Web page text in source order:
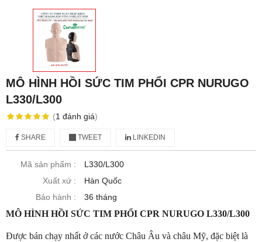
MÔ HÌNH HỒI SỨC TIM PHỔI CPR NURUGO
L330/L300
(1 đánh giá)
SHARE TWEET LINKEDIN
Mã sản phẩm :
L330/L300
Xuất xứ :
Hàn Quốc
Bảo hành :
36 tháng
MÔ HÌNH HỒI SỨC TIM PHỔI CPR NURUGO L330/L300
Được bán chạy nhất ở các nước Châu Âu và châu Mỹ, đặc biệt là